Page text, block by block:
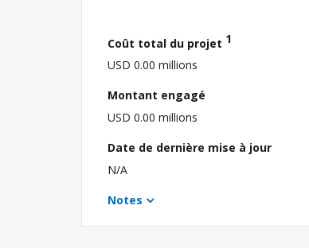
Coût total du projet 1
USD 0.00 millions
Montant engagé
USD 0.00 millions
Date de dernière mise à jour
N/A
Notes